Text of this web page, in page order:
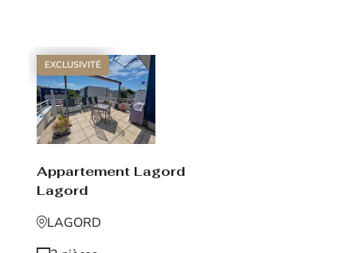
EXCLUSIVITÉ
Appartement Lagord
Lagord
LAGORD